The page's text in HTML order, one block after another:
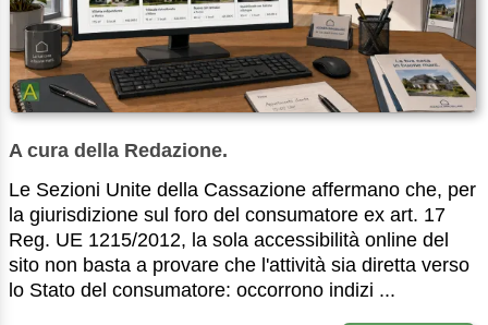
A cura della Redazione.
Le Sezioni Unite della Cassazione affermano che, per
la giurisdizione sul foro del consumatore ex art. 17
Reg. UE 1215/2012, la sola accessibilità online del
sito non basta a provare che l'attività sia diretta verso
lo Stato del consumatore: occorrono indizi ...